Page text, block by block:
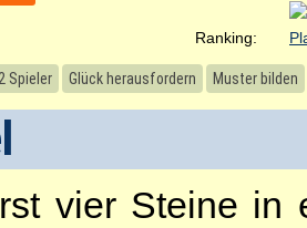
Ranking:
Spieler Glück herausfordern Muster bilden
vier Steine in